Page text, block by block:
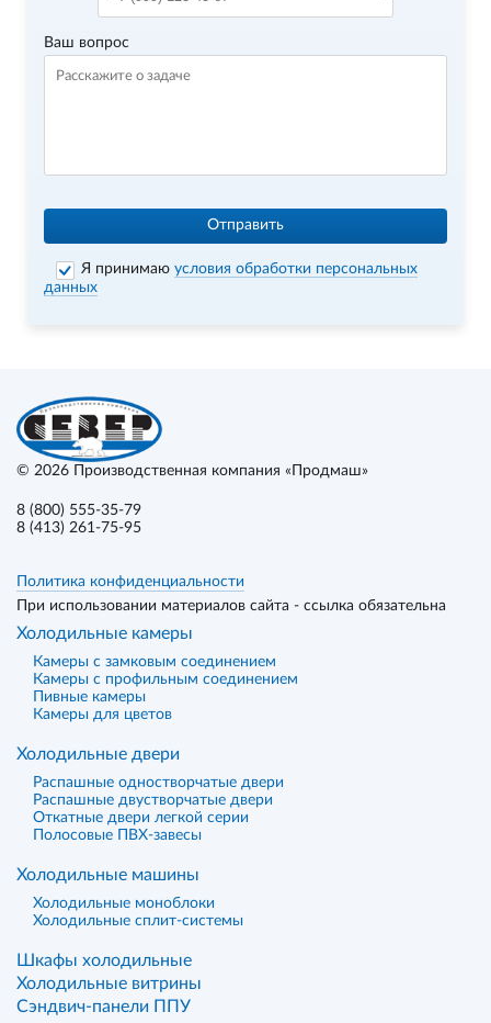
Ваш вопрос
Отправить
Я принимаюусловия обработки персональных
данных
© 2026 Производственная компания «Продмаш»
8 (800) 555-35-79
8 (413) 261-75-95
Политика конфиденциальности
При использовании материалов сайта - ссылка обязательна
Холодильные камеры
Камеры с замковым соединением
Камеры с профильным соединением
Пивные камеры
Камеры для цветов
Холодильные двери
Распашные одностворчатые двери
Распашные двустворчатые двери
Откатные двери легкой серии
Полосовые ПВХ-завесы
Холодильные машины
Холодильные моноблоки
Холодильные сплит-системы
Шкафы холодильные
Холодильные витрины
Сэндвич-панели ППУ